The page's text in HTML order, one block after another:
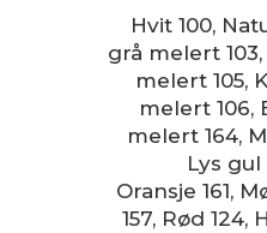
Hvit 100,
grå melert 103,
melert 105,
melert 106,
melert 164,
Lys gul
Oransje 161,
157, Rød 124,